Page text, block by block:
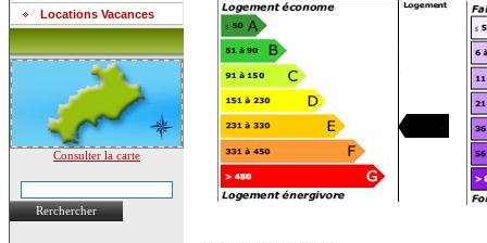
Locations Vacances
Consulter la carte
Rerchercher